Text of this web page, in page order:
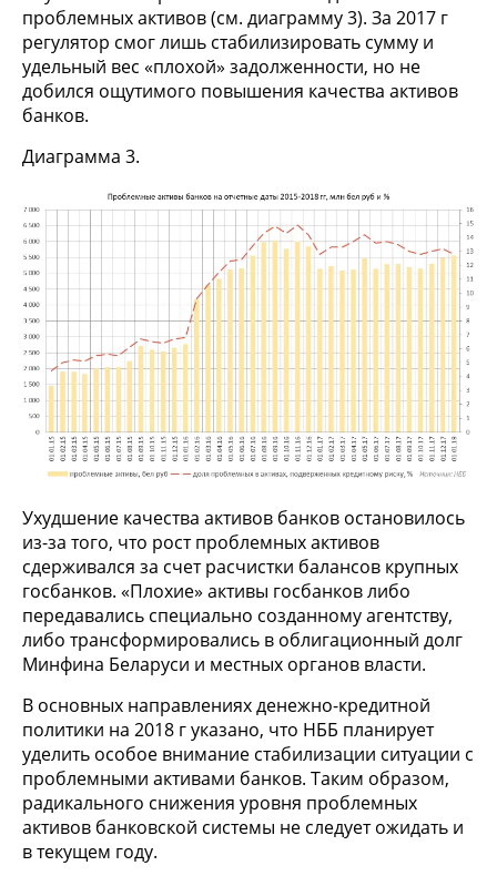
проблемных активов (см. диаграмму 3). За 2017 г
регулятор смог лишь стабилизировать сумму и
удельный вес «плохой» задолженности, но не
добился ощутимого повышения качества активов
банков.
Диаграмма 3.
Ухудшение качества активов банков остановилось
из-за того, что рост проблемных активов
сдерживался за счет расчистки балансов крупных
госбанков. «Плохие» активы госбанков либо
передавались специально созданному агентству,
либо трансформировались в облигационный долг
Минфина Беларуси и местных органов власти.
В основных направлениях денежно-кредитной
политики на 2018 г указано, что НББ планирует
уделить особое внимание стабилизации ситуации с
проблемными активами банков. Таким образом,
радикального снижения уровня проблемных
активов банковской системы не следует ожидать и
в текущем году.